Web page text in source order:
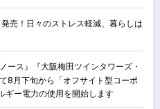
売！日々のストレス軽減、暮らしは
ース』『大阪梅田ツインタワーズ・
8月下旬から「オフサイト型コーポ
ギー電力の使用を開始します